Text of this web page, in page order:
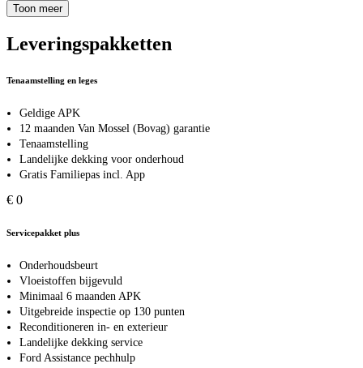
Toon meer
Leveringspakketten
Tenaamstelling en leges
Geldige APK
12 maanden Van Mossel (Bovag) garantie
Tenaamstelling
Landelijke dekking voor onderhoud
Gratis Familiepas incl. App
€ 0
Servicepakket plus
Onderhoudsbeurt
Vloeistoffen bijgevuld
Minimaal 6 maanden APK
Uitgebreide inspectie op 130 punten
Reconditioneren in- en exterieur
Landelijke dekking service
Ford Assistance pechhulp